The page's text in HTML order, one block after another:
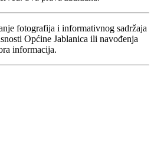
fotografija i informativnog sadržaja
Općine Jablanica ili navođenja
informacija.